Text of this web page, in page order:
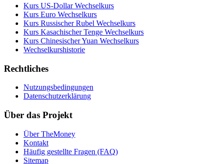
Kurs US‑Dollar Wechselkurs
Kurs Euro Wechselkurs
Kurs Russischer Rubel Wechselkurs
Kurs Kasachischer Tenge Wechselkurs
Kurs Chinesischer Yuan Wechselkurs
Wechselkurshistorie
Rechtliches
Nutzungsbedingungen
Datenschutzerklärung
Über das Projekt
Über TheMoney
Kontakt
Häufig gestellte Fragen (FAQ)
Sitemap